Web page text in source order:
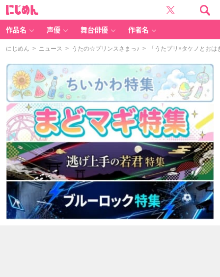
作品名 声優 舞台俳優 作者名
にじめん > ニュース > うたの☆プリンスさまっ♪ > 「うたプリ×タケノとおは